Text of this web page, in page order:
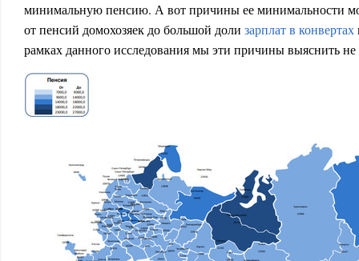
минимальную пенсию. А вот причины ее минимальности
от пенсий домохозяек до большой доли зарплат в конвертах
рамках данного исследования мы эти причины выяснить